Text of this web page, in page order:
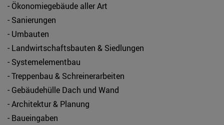
- Ökonomiegebäude aller Art
- Sanierungen
- Umbauten
- Landwirtschaftsbauten & Siedlungen
- Systemelementbau
- Treppenbau & Schreinerarbeiten
- Gebäudehülle Dach und Wand
- Architektur & Planung
- Baueingaben